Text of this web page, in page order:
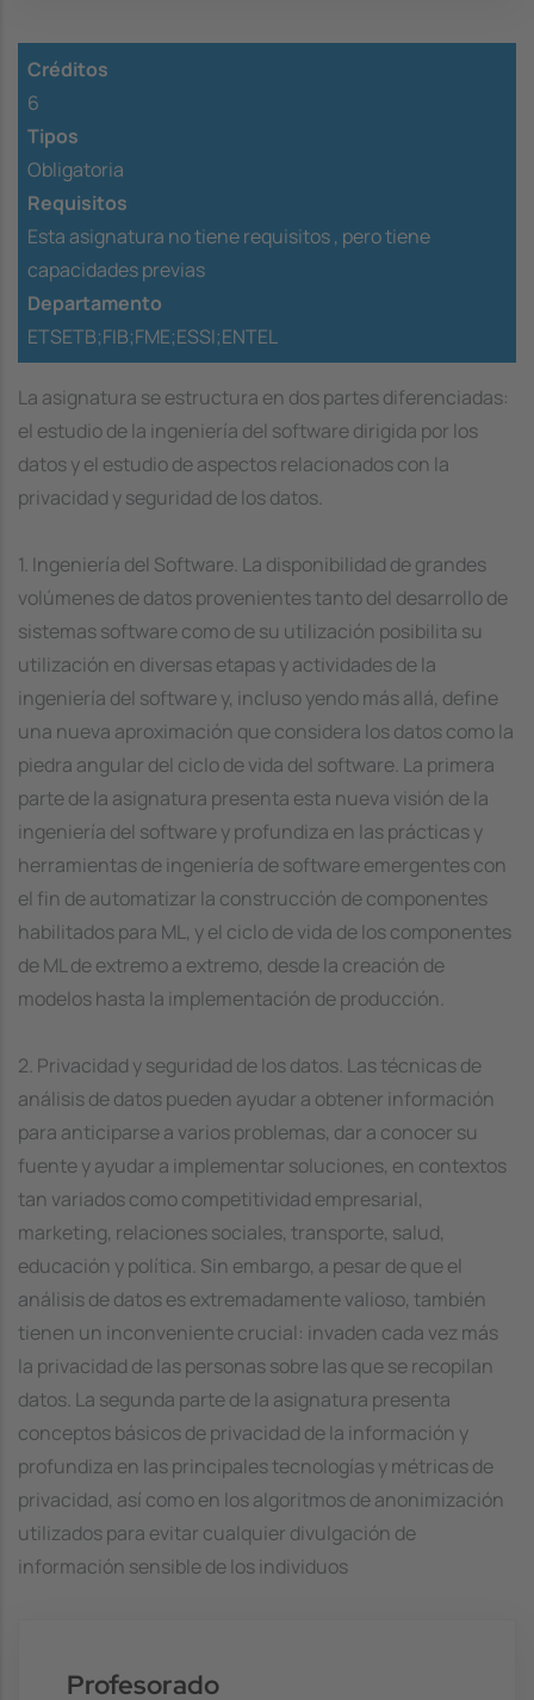
Créditos
6
Tipos
Obligatoria
Requisitos
Esta asignatura no tiene requisitos , pero tiene
capacidades previas
Departamento
ETSETB;FIB;FME;ESSI;ENTEL
La asignatura se estructura en dos partes diferenciadas:
el estudio de la ingeniería del software dirigida por los
datos y el estudio de aspectos relacionados con la
privacidad y seguridad de los datos.
1. Ingeniería del Software. La disponibilidad de grandes
volúmenes de datos provenientes tanto del desarrollo de
sistemas software como de su utilización posibilita su
utilización en diversas etapas y actividades de la
ingeniería del software y, incluso yendo más allá, define
una nueva aproximación que considera los datos como la
piedra angular del ciclo de vida del software. La primera
parte de la asignatura presenta esta nueva visión de la
ingeniería del software y profundiza en las prácticas y
herramientas de ingeniería de software emergentes con
el fin de automatizar la construcción de componentes
habilitados para ML, y el ciclo de vida de los componentes
de ML de extremo a extremo, desde la creación de
modelos hasta la implementación de producción.
2. Privacidad y seguridad de los datos. Las técnicas de
análisis de datos pueden ayudar a obtener información
para anticiparse a varios problemas, dar a conocer su
fuente y ayudar a implementar soluciones, en contextos
tan variados como competitividad empresarial,
marketing, relaciones sociales, transporte, salud,
educación y política. Sin embargo, a pesar de que el
análisis de datos es extremadamente valioso, también
tienen un inconveniente crucial: invaden cada vez más
la privacidad de las personas sobre las que se recopilan
datos. La segunda parte de la asignatura presenta
conceptos básicos de privacidad de la información y
profundiza en las principales tecnologías y métricas de
privacidad, así como en los algoritmos de anonimización
utilizados para evitar cualquier divulgación de
información sensible de los individuos
Profesorado